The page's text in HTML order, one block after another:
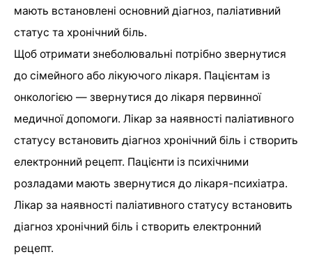
мають встановлені основний діагноз, паліативний
статус та хронічний біль.
Щоб отримати знеболювальні потрібно звернутися
до сімейного або лікуючого лікаря. Пацієнтам із
онкологією — звернутися до лікаря первинної
медичної допомоги. Лікар за наявності паліативного
статусу встановить діагноз хронічний біль і створить
електронний рецепт. Пацієнти із психічними
розладами мають звернутися до лікаря-психіатра.
Лікар за наявності паліативного статусу встановить
діагноз хронічний біль і створить електронний
рецепт.